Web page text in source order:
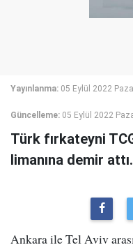
Yayınlanma: 05 Eylül 2022
Güncelleme: 05 Eylül 2022
Türk fırkateyni
limanına demir attı.
Ankara ile Tel Aviv